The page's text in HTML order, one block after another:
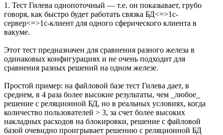
1. Тест Гилева однопоточный — т.е. он показывает, грубо
говоря, как быстро будет работать связка БД<=>1с-
сервер<=>1с-клиент для одного сферического клиента в
вакуме.
Этот тест предназначен для сравнения разного железа в
одинаковых конфигурациях и не очень подходит для
сравнения разных решений на одном железе.
Простой пример: на файловой базе тест Гилева дает, в
среднем, в 4 раза более высокие результаты, чем _любое_
решение с реляционной БД, но в реальных условиях, когда
количество пользователей > 3, за счет более высоких
накладных расходов на блокировки, решение с файловой
базой очевидно проигрывает решению с реляционной БД